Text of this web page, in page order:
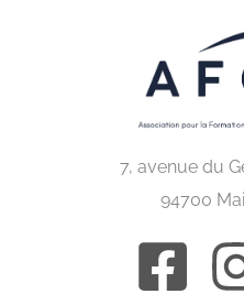
7, avenue du
94700